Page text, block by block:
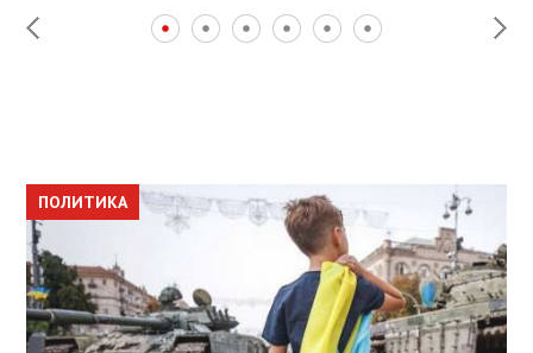
ПОЛИТИКА
ПОЛИТИКА
ОБЩЕСТВО
ПОЛИТИКА
ЭКОНОМИКА